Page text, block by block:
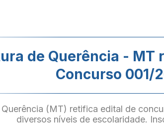
de Querência - MT
Concurso 001/
(MT) retifica edital de
diversos níveis de escolaridade.